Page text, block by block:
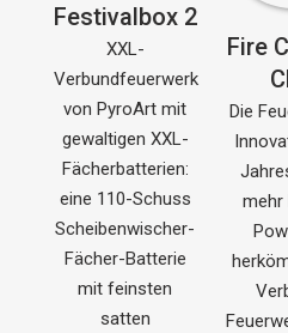
Festivalbox 2
XXL-
Verbundfeuerwerk
von PyroArt mit
gewaltigen XXL-
Fächerbatterien:
eine 110-Schuss
Scheibenwischer-
Fächer-Batterie
mit feinsten
satten
Fire
Die